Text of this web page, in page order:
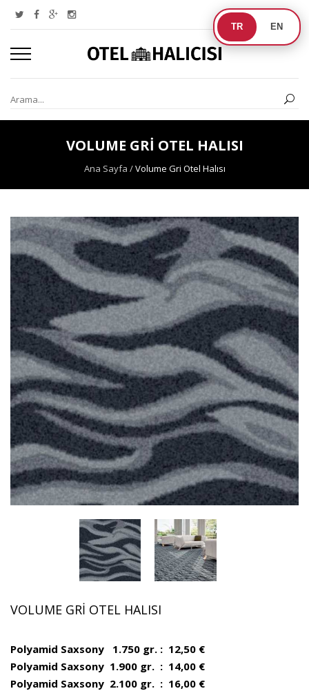
TR EN
VOLUME GRI OTEL HALISI
Ana Sayfa /Volume Gri Otel Halısı
VOLUME GRI OTEL HALISI
Polyamid Saxsony 1.750 gr. : 12,50 €
Polyamid Saxsony 1.900 gr. : 14,00 €
Polyamid Saxsony 2.100 gr. : 16,00 €